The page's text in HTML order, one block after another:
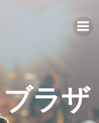
ラザ